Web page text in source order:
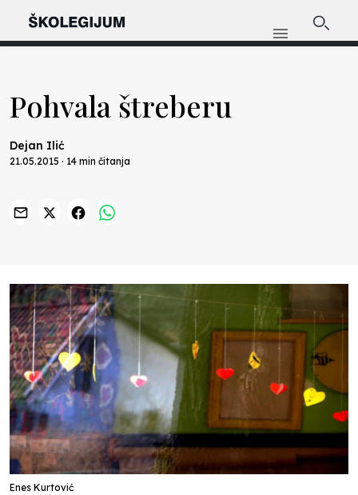
Pohvala štreberu
Dejan Ilić
21.05.2015 · 14 min čitanja
Enes Kurtović